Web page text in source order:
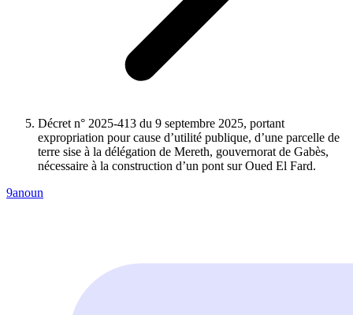
Décret n° 2025-413 du 9 septembre 2025, portant
expropriation pour cause d’utilité publique, d’une parcelle de
terre sise à la délégation de Mereth, gouvernorat de Gabès,
nécessaire à la construction d’un pont sur Oued El Fard.
9anoun